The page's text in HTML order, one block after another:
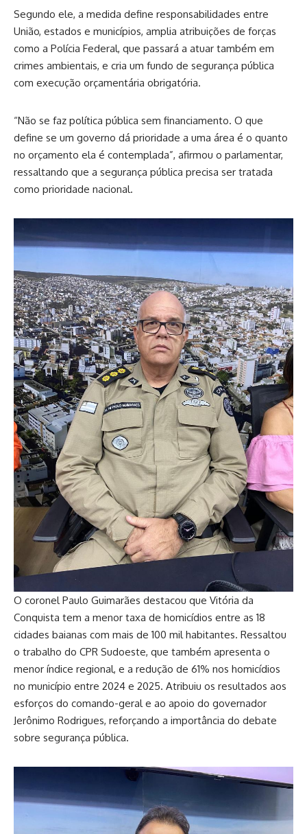
Segundo ele, a medida define responsabilidades entre
União, estados e municípios, amplia atribuições de forças
como a Polícia Federal, que passará a atuar também em
crimes ambientais, e cria um fundo de segurança pública
com execução orçamentária obrigatória.
“Não se faz política pública sem financiamento. O que
define se um governo dá prioridade a uma área é o quanto
no orçamento ela é contemplada”, afirmou o parlamentar,
ressaltando que a segurança pública precisa ser tratada
como prioridade nacional.
O coronel Paulo Guimarães destacou que Vitória da
Conquista tem a menor taxa de homicídios entre as 18
cidades baianas com mais de 100 mil habitantes. Ressaltou
o trabalho do CPR Sudoeste, que também apresenta o
menor índice regional, e a redução de 61% nos homicídios
no município entre 2024 e 2025. Atribuiu os resultados aos
esforços do comando-geral e ao apoio do governador
Jerônimo Rodrigues, reforçando a importância do debate
sobre segurança pública.